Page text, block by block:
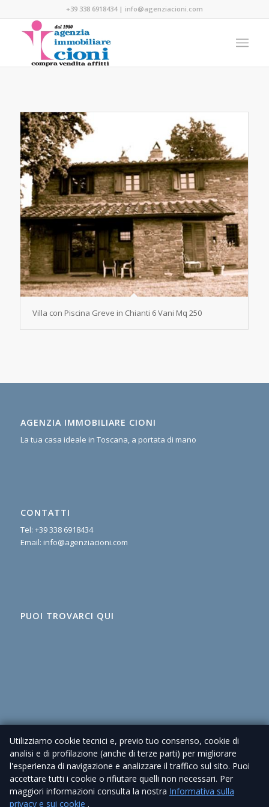
+39 338 6918434| info@agenziacioni.com
Villa con Piscina Greve in Chianti 6 Vani Mq 250
AGENZIA IMMOBILIARE CIONI
La tua casa ideale in Toscana, a portata di mano
CONTATTI
Tel: +39 338 6918434
Email: info@agenziacioni.com
PUOI TROVARCI QUI
© 2026 Agenzia Immobiliare Cioni – P. IVA 02225630462 |
Utilizziamo cookie tecnici e, previo tuo consenso, cookie di
analisi e di profilazione (anche di terze parti) per migliorare
l'esperienza di navigazione e analizzare il traffico sul sito. Puoi
accettare tutti i cookie o rifiutare quelli non necessari. Per
maggiori informazioni consulta la nostra Informativa sulla
privacy e sui cookie .